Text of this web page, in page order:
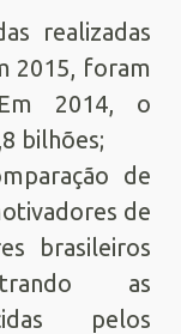
realizadas
2015, foram
2014, o
bilhões;
de
de
brasileiros
as
pelos